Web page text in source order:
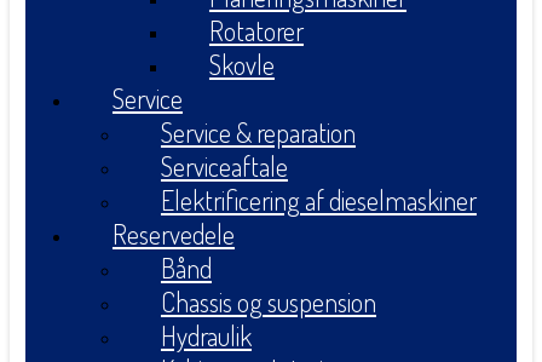
Rotatorer
Skovle
Service
Service & reparation
Serviceaftale
Elektrificering af dieselmaskiner
Reservedele
Bånd
Chassis og suspension
Hydraulik